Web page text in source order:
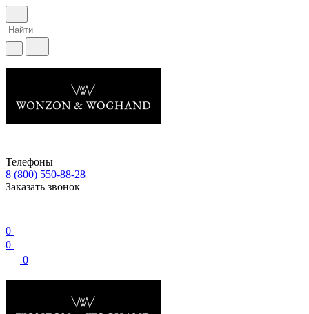
Телефоны
8 (800) 550-88-28
Заказать звонок
0
0
0